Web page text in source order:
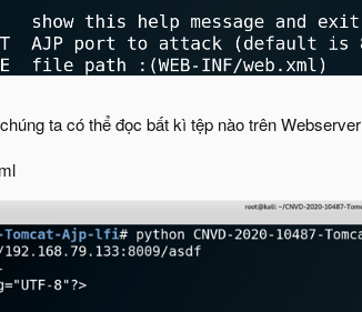
ta có thể đọc bất kì tệp nào trên Webserver